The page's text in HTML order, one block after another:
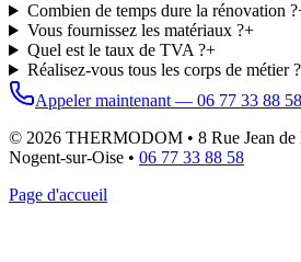
Combien de temps dure la rénovation ?
Vous fournissez les matériaux ?+
Quel est le taux de TVA ?+
Réalisez-vous tous les corps de métier ?
Appeler maintenant — 06 77 33 88 58
© 2026 THERMODOM • 8 Rue Jean de
Nogent-sur-Oise • 06 77 33 88 58
Page d'accueil